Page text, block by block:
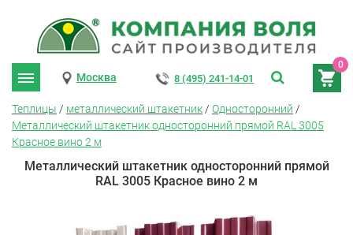
0
Москва 8 (495) 241-14-01
Теплицы / металлический штакетник / Односторонний /
Металлический штакетник односторонний прямой RAL 3005
Красное вино 2 м
Металлический штакетник односторонний прямой
RAL 3005 Красное вино 2 м